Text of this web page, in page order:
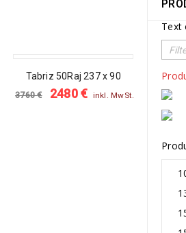
SALE
Tabriz 50Raj 237 x 90
3760€ 2480€ inkl. MwSt.
Text